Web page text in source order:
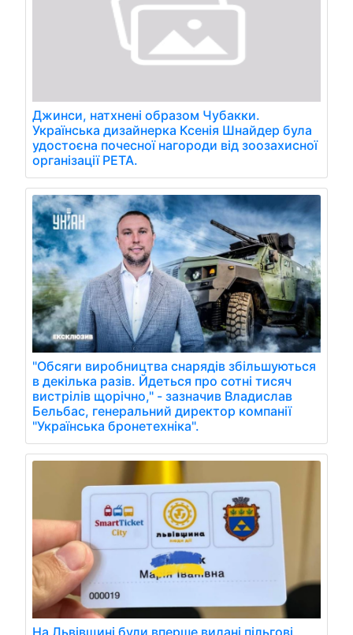
Джинси, натхнені образом Чубакки.
Українська дизайнерка Ксенія Шнайдер була
удостоєна почесної нагороди від зоозахисної
організації PETA.
"Обсяги виробництва снарядів збільшуються
в декілька разів. Йдеться про сотні тисяч
вистрілів щорічно," - зазначив Владислав
Бельбас, генеральний директор компанії
"Українська бронетехніка".
На Львівщині були вперше видані пільгові